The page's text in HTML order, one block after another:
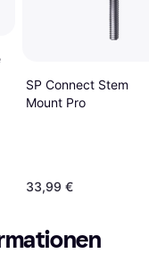
SP Connect Stem
Mount Pro
33,99 €